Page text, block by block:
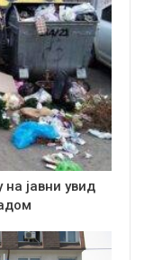
јавни увид